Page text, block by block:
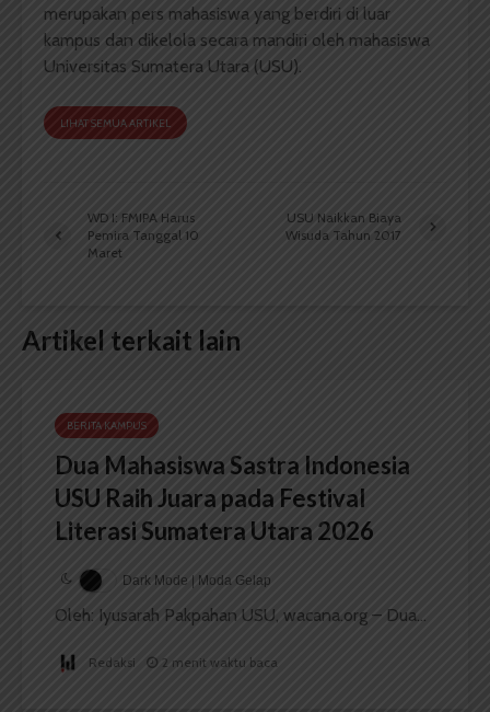
merupakan pers mahasiswa yang berdiri di luar
kampus dan dikelola secara mandiri oleh mahasiswa
Universitas Sumatera Utara (USU).
LIHAT SEMUA ARTIKEL
WD I: FMIPA Harus
Pemira Tanggal 10
Maret
USU Naikkan Biaya
Wisuda Tahun 2017
Artikel terkait lain
BERITA KAMPUS
Dua Mahasiswa Sastra Indonesia
USU Raih Juara pada Festival
Literasi Sumatera Utara 2026
Dark Mode | Moda Gelap
Oleh: Iyusarah Pakpahan USU, wacana.org – Dua...
Redaksi 2 menit waktu baca